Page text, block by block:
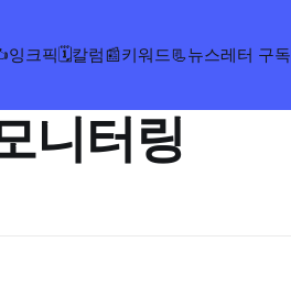
크픽🗓️칼럼📰키워드📃뉴스레터 구독
니터링